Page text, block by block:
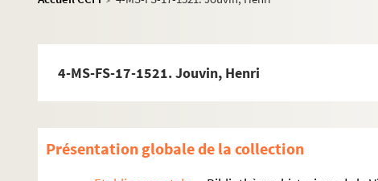
4-MS-FS-17-1521. Jouvin, Henri
Présentation globale de la collection
Pierre-Marcel Adéma